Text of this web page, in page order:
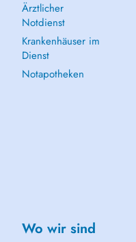
Ärztlicher
Notdienst
Krankenhäuser im
Dienst
Notapotheken
Wo wir sind